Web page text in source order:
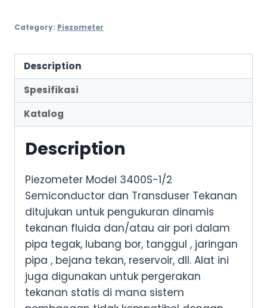
Category: Piezometer
Description
Spesifikasi
Katalog
Description
Piezometer Model 3400S-1/2
Semiconductor dan Transduser Tekanan
ditujukan untuk pengukuran dinamis
tekanan fluida dan/atau air pori dalam
pipa tegak, lubang bor, tanggul , jaringan
pipa , bejana tekan, reservoir, dll. Alat ini
juga digunakan untuk pergerakan
tekanan statis di mana sistem